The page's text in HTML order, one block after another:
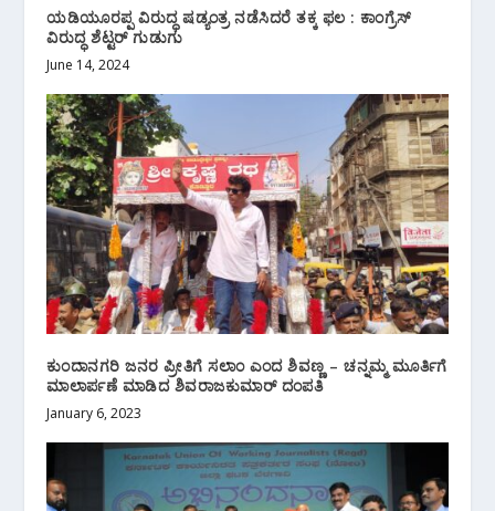
ಯಡಿಯೂರಪ್ಪ ವಿರುದ್ಧ ಷಡ್ಯಂತ್ರ ನಡೆಸಿದರೆ ತಕ್ಕ ಫಲ : ಕಾಂಗ್ರೆಸ್
ವಿರುದ್ಧ ಶೆಟ್ಟರ್ ಗುಡುಗು
June 14, 2024
ಕುಂದಾನಗರಿ ಜನರ ಪ್ರೀತಿಗೆ ಸಲಾಂ ಎಂದ ಶಿವಣ್ಣ – ಚನ್ನಮ್ಮ ಮೂರ್ತಿಗೆ
ಮಾಲಾರ್ಪಣೆ ಮಾಡಿದ ಶಿವರಾಜಕುಮಾರ್ ದಂಪತಿ
January 6, 2023